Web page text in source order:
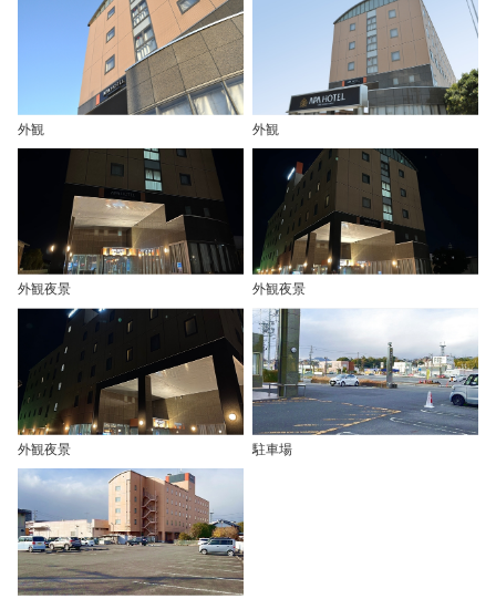
外観 外観
外観夜景 外観夜景
外観夜景 駐車場